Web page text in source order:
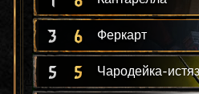
3 6 Феркарт
5 5 Чародейка-